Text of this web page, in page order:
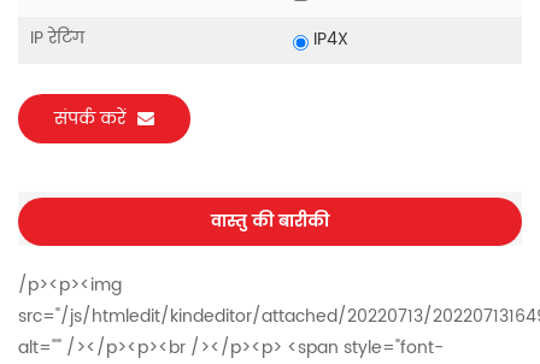
IP रेटिंग
IP4X
संपर्क करें
वास्तु की बारीकी
/p><p><img
src="/js/htmledit/kindeditor/attached/20220713/
alt="" /></p><p><br /></p><p> <span style="font-